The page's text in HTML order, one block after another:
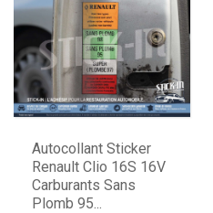
Autocollant Sticker
Renault Clio 16S 16V
Carburants Sans
Plomb 95...